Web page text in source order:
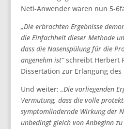
Neti-Anwender waren nun 5-
„Die erbrachten Ergebnisse
die Einfachheit dieser Methode
dass die Nasenspülung für die
angenehm ist“schreibt Herbert
Dissertation zur Erlangung des
Und weiter: „Die vorliegenden
Vermutung, dass die volle
symptomlindernde Wirkung der
unbedingt gleich von Anbeginn